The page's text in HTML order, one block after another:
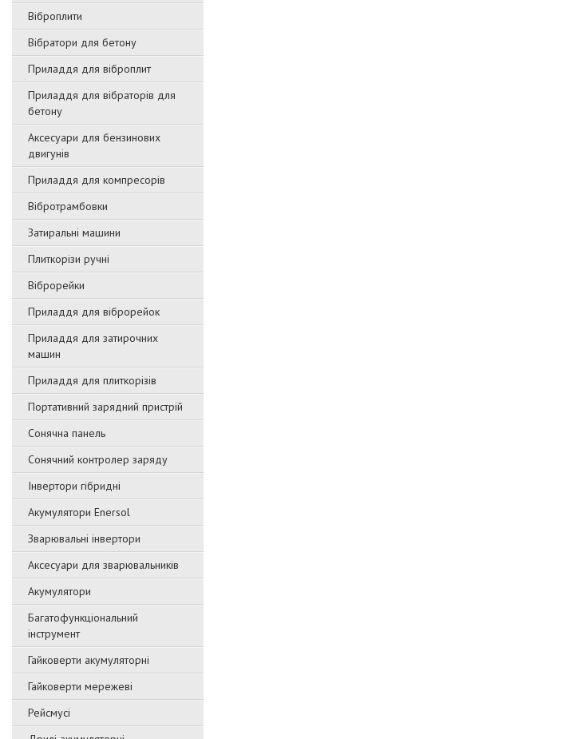
Віброплити
Вібратори для бетону
Приладдя для віброплит
Приладдя для вібраторів для
бетону
Аксесуари для бензинових
двигунів
Приладдя для компресорів
Вібротрамбовки
Затиральні машини
Плиткорізи ручні
Віброрейки
Приладдя для віброрейок
Приладдя для затирочниx
машин
Приладдя для плиткорізів
Портативний зарядний пристрій
Сонячна панель
Сонячний контролер заряду
Інвертори гібридні
Акумулятори Enersol
Зварювальні інвертори
Аксесуари для зварювальників
Акумулятори
Багатофункціональний
інструмент
Гайковерти акумуляторні
Гайковерти мережеві
Рейсмусі